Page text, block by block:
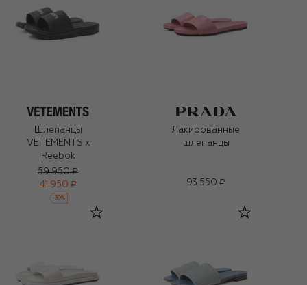
Шлепанцы
VETEMENTS x
Reebok
59 950 ₽
41 950 ₽
-30%
Лакированные
шлепанцы
93 550 ₽